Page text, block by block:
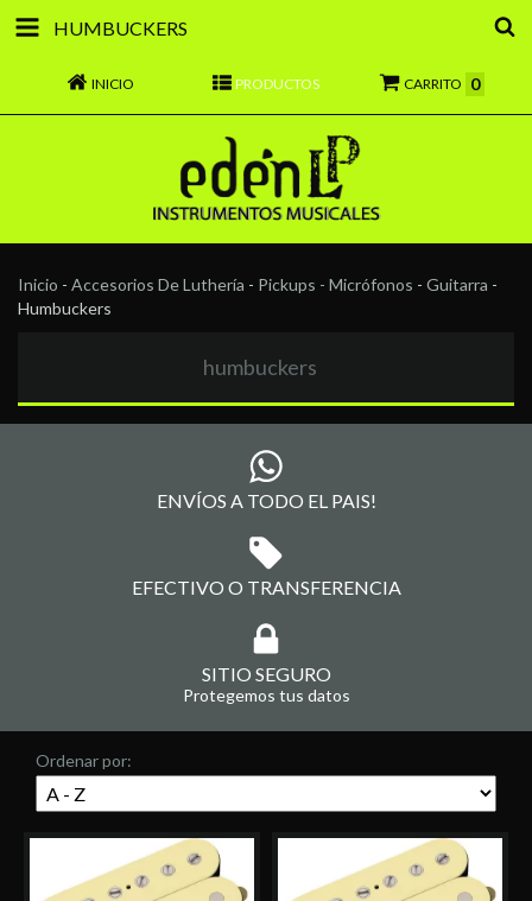
HUMBUCKERS
INICIO PRODUCTOS CARRITO 0
Inicio - Accesorios De Luthería - Pickups - Micrófonos - Guitarra -
Humbuckers
humbuckers
ENVÍOS A TODO EL PAIS!
EFECTIVO O TRANSFERENCIA
SITIO SEGURO
Protegemos tus datos
Ordenar por: